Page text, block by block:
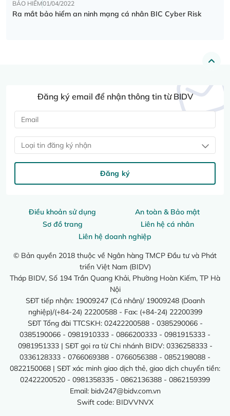
BẢO HIỂM01/04/2022
Ra mắt bảo hiểm an ninh mạng cá nhân BIC Cyber Risk
Điều khoản sử dụng
An toàn & Bảo mật
Sơ đồ trang
Liên hệ cá nhân
Liên hệ doanh nghiệp
© Bản quyền 2018 thuộc về Ngân hàng TMCP Đầu tư và Phát
triển Việt Nam (BIDV)
Tháp BIDV, Số 194 Trần Quang Khải, Phường Hoàn Kiếm, TP Hà
Nội
SĐT tiếp nhận: 19009247 (Cá nhân)/ 19009248 (Doanh
nghiệp)/(+84-24) 22200588 - Fax: (+84-24) 22200399
SĐT Tổng đài TTCSKH: 02422200588 - 0385290066 -
0385190066 - 0981910333 - 0866200333 - 0981915333 -
0981951333 | SĐT gọi ra từ Chi nhánh BIDV: 0336258333 -
0336128333 - 0766069388 - 0766056388 - 0852198088 -
0822150068 | SĐT xác minh giao dịch thẻ, giao dịch chuyển tiền:
02422200520 - 0981358335 - 0862136388 - 0862159399
Email: bidv247@bidv.com.vn
Swift code: BIDVVNVX
Đăng ký email để nhận thông tin từ BIDV
Loại tin đăng ký nhận
Đăng ký